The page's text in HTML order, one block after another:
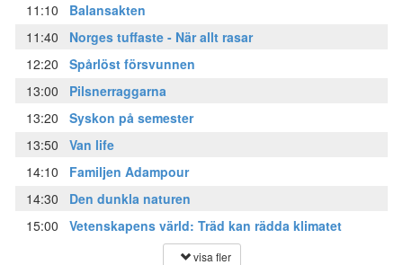
11:10
Balansakten
11:40
Norges tuffaste - När allt rasar
12:20
Spårlöst försvunnen
13:00
Pilsnerraggarna
13:20
Syskon på semester
13:50
Van life
14:10
Familjen Adampour
14:30
Den dunkla naturen
15:00
Vetenskapens värld: Träd kan rädda klimatet
visa fler